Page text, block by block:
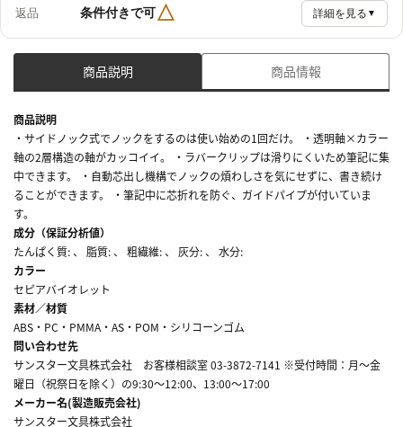
返品 条件付きで可△ 詳細を見る ▼
商品説明 商品情報
商品説明
・サイドノック式でノックをするのは使い始めの1回だけ。 ・透明軸×カラー
軸の2層構造の軸がカッコイイ。 ・ラバークリップは滑りにくいため筆記に集
中できます。 ・自動芯出し機構でノックの煩わしさを気にせずに、書き続け
ることができます。 ・筆記中に芯折れを防ぐ、ガイドパイプが付いていま
す。
成分（保証分析値）
たんぱく質: 、 脂質: 、 粗繊維: 、 灰分: 、 水分:
カラー
セピアバイオレット
素材／材質
ABS・PC・PMMA・AS・POM・シリコーンゴム
問い合わせ先
サンスター文具株式会社 お客様相談室 03-3872-7141 ※受付時間：月～金
曜日（祝祭日を除く）の9:30～12:00、13:00～17:00
メーカー名(製造販売会社)
サンスター文具株式会社